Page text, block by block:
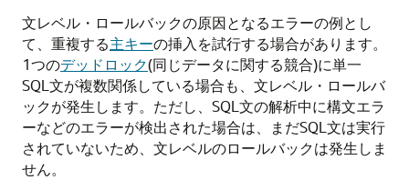
文レベル・ロールバックの原因となるエラーの例とし
て、重複する主キーの挿入を試行する場合があります。
1つのデッドロック(同じデータに関する競合)に単一
SQL文が複数関係している場合も、文レベル・ロールバ
ックが発生します。ただし、SQL文の解析中に構文エラ
ーなどのエラーが検出された場合は、まだSQL文は実行
されていないため、文レベルのロールバックは発生しま
せん。